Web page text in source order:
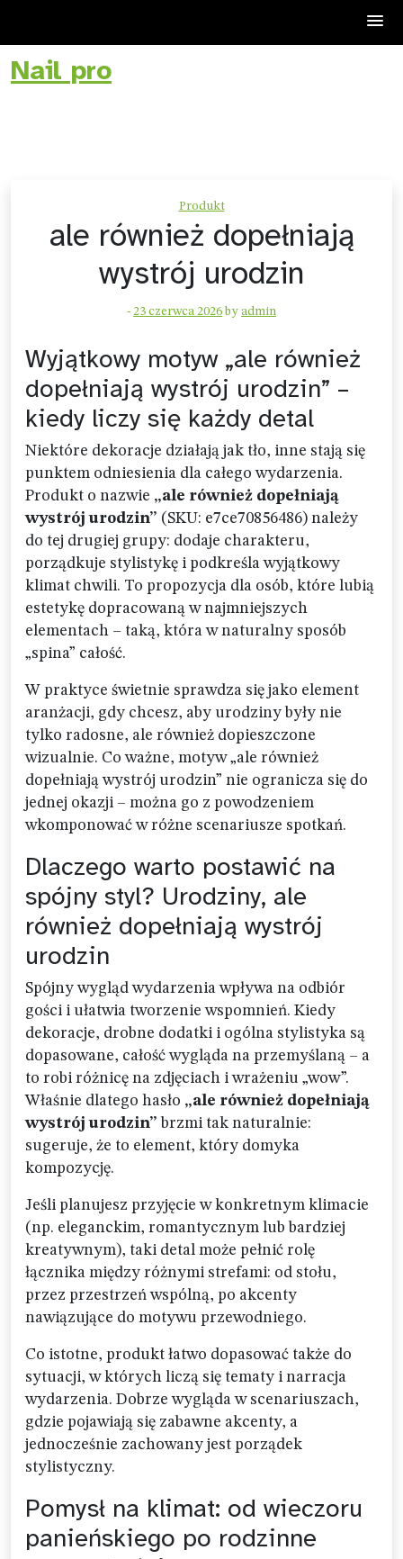
Skip
toNail pro
Produkt
ale również dopełniają
wystrój urodzin
- 23 czerwca 2026 by admin
Wyjątkowy motyw „ale również
dopełniają wystrój urodzin” –
kiedy liczy się każdy detal
Niektóre dekoracje działają jak tło, inne stają się
punktem odniesienia dla całego wydarzenia.
Produkt o nazwie „ale również dopełniają
wystrój urodzin” (SKU: e7ce70856486) należy
do tej drugiej grupy: dodaje charakteru,
porządkuje stylistykę i podkreśla wyjątkowy
klimat chwili. To propozycja dla osób, które lubią
estetykę dopracowaną w najmniejszych
elementach – taką, która w naturalny sposób
„spina” całość.
W praktyce świetnie sprawdza się jako element
aranżacji, gdy chcesz, aby urodziny były nie
tylko radosne, ale również dopieszczone
wizualnie. Co ważne, motyw „ale również
dopełniają wystrój urodzin” nie ogranicza się do
jednej okazji – można go z powodzeniem
wkomponować w różne scenariusze spotkań.
Dlaczego warto postawić na
spójny styl? Urodziny, ale
również dopełniają wystrój
urodzin
Spójny wygląd wydarzenia wpływa na odbiór
gości i ułatwia tworzenie wspomnień. Kiedy
dekoracje, drobne dodatki i ogólna stylistyka są
dopasowane, całość wygląda na przemyślaną – a
to robi różnicę na zdjęciach i wrażeniu „wow”.
Właśnie dlatego hasło „ale również dopełniają
wystrój urodzin” brzmi tak naturalnie:
sugeruje, że to element, który domyka
kompozycję.
Jeśli planujesz przyjęcie w konkretnym klimacie
(np. eleganckim, romantycznym lub bardziej
kreatywnym), taki detal może pełnić rolę
łącznika między różnymi strefami: od stołu,
przez przestrzeń wspólną, po akcenty
nawiązujące do motywu przewodniego.
Co istotne, produkt łatwo dopasować także do
sytuacji, w których liczą się tematy i narracja
wydarzenia. Dobrze wygląda w scenariuszach,
gdzie pojawiają się zabawne akcenty, a
jednocześnie zachowany jest porządek
stylistyczny.
Pomysł na klimat: od wieczoru
panieńskiego po rodzinne